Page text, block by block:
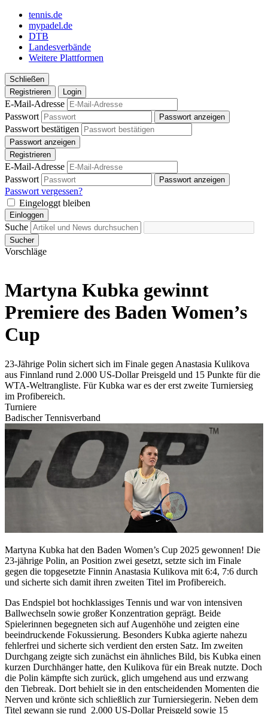
tennis.de
mypadel.de
DTB
Landesverbände
Weitere Plattformen
Schließen
Registrieren
Login
E-Mail-Adresse
Passwort
Passwort anzeigen
Passwort bestätigen
Passwort anzeigen
Registrieren
E-Mail-Adresse
Passwort
Passwort anzeigen
Passwort vergessen?
Eingeloggt bleiben
Einloggen
Suche
Sucher
Vorschläge
Martyna Kubka gewinnt
Premiere des Baden Women’s
Cup
23-Jährige Polin sichert sich im Finale gegen Anastasia Kulikova
aus Finnland rund 2.000 US-Dollar Preisgeld und 15 Punkte für die
WTA-Weltrangliste. Für Kubka war es der erst zweite Turniersieg
im Profibereich.
Turniere
Badischer Tennisverband
Martyna Kubka hat den Baden Women’s Cup 2025 gewonnen! Die
23-jährige Polin, an Position zwei gesetzt, setzte sich im Finale
gegen die topgesetzte Finnin Anastasia Kulikova mit 6:4, 7:6 durch
und sicherte sich damit ihren zweiten Titel im Profibereich.
Das Endspiel bot hochklassiges Tennis und war von intensiven
Ballwechseln sowie großer Konzentration geprägt. Beide
Spielerinnen begegneten sich auf Augenhöhe und zeigten eine
beeindruckende Fokussierung. Besonders Kubka agierte nahezu
fehlerfrei und sicherte sich verdient den ersten Satz. Im zweiten
Durchgang zeigte sich zunächst ein ähnliches Bild, bis Kubka einen
kurzen Durchhänger hatte, den Kulikova für ein Break nutzte. Doch
die Polin kämpfte sich zurück, glich umgehend aus und erzwang
den Tiebreak. Dort behielt sie in den entscheidenden Momenten die
Nerven und krönte sich schließlich zur Turniersiegerin. Neben dem
Titel gewann sie rund 2.000 US-Dollar Preisgeld sowie 15